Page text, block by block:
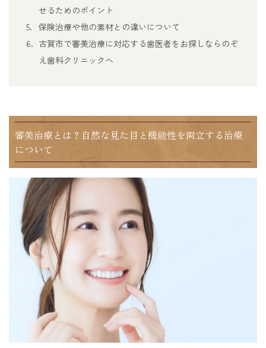
せるためのポイント
保険治療や他の素材との違いについて
古賀市で審美治療に対応する歯医者をお探しならのぞ
え歯科クリニックへ
審美治療とは？自然な見た目と機能性を両立する治療
について